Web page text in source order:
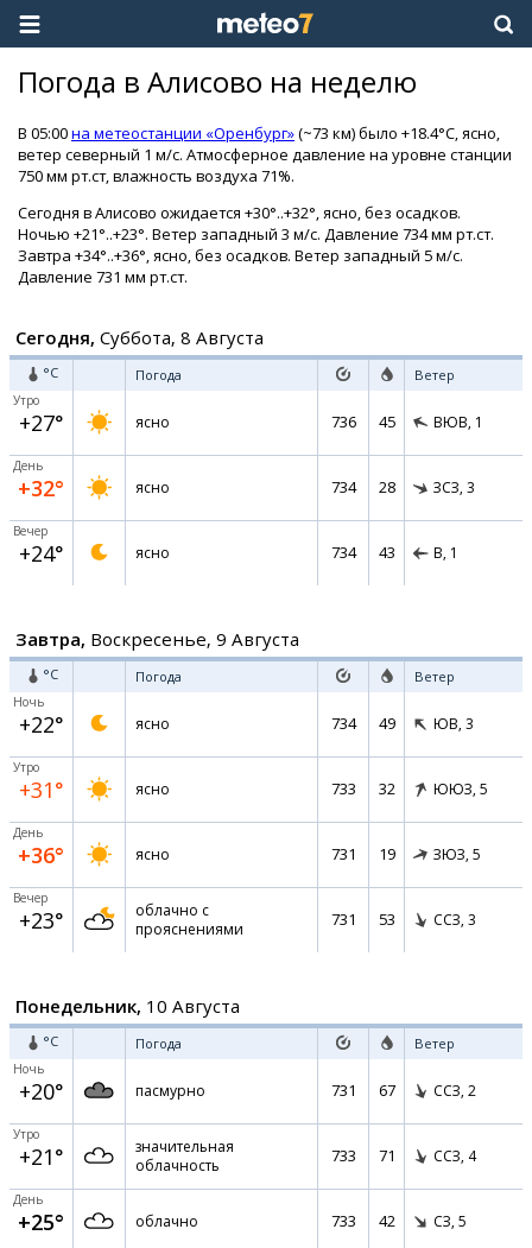
Погода в Алисово на неделю
В 05:00на метеостанции «Оренбург»(~73 км) было +18.4°C, ясно,
ветер северный 1 м/с. Атмосферное давление на уровне станции
750 мм рт.ст, влажность воздуха 71%.
Сегодня в Алисово ожидается +30°..+32°, ясно, без осадков.
Ночью +21°..+23°. Ветер западный 3 м/с. Давление 734 мм рт.ст.
Завтра +34°..+36°, ясно, без осадков. Ветер западный 5 м/с.
Давление 731 мм рт.ст.
Сегодня, Суббота, 8 Августа
°C Погода Ветер
Утро
+27° ясно 736 45 ВЮВ, 1
День
+32° ясно 734 28 ЗСЗ, 3
Вечер
+24° ясно 734 43 В, 1
Завтра, Воскресенье, 9 Августа
°C Погода Ветер
Ночь
+22° ясно 734 49 ЮВ, 3
Утро
+31° ясно 733 32 ЮЮЗ, 5
День
+36° ясно 731 19 ЗЮЗ, 5
Вечер
+23°
облачно с
прояснениями
731 53 ССЗ, 3
Понедельник, 10 Августа
°C Погода Ветер
Ночь
+20° пасмурно 731 67 ССЗ, 2
Утро
+21°
значительная
облачность
733 71 ССЗ, 4
День
+25° облачно 733 42 СЗ, 5